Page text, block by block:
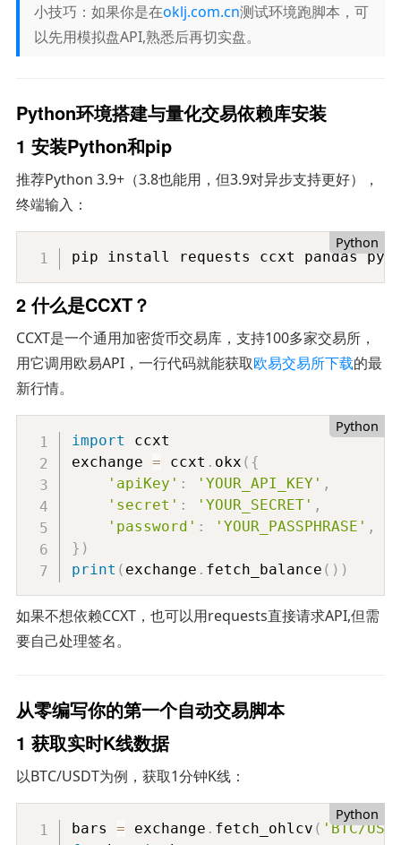
小技巧：如果你是在oklj.com.cn测试环境跑脚本，可
以先用模拟盘API,熟悉后再切实盘。
Python环境搭建与量化交易依赖库安装
1 安装Python和pip
推荐Python 3.9+（3.8也能用，但3.9对异步支持更好），
终端输入：
Python
pip install requests ccxt pandas
2 什么是CCXT？
CCXT是一个通用加密货币交易库，支持100多家交易所，
用它调用欧易API，一行代码就能获取欧易交易所下载的最
新行情。
Python
import ccxt
exchange = ccxt . okx ( {
'apiKey' : 'YOUR_API_KEY' ,
'secret' : 'YOUR_SECRET' ,
'password' : 'YOUR_PASSPHRASE' ,
} )
print ( exchange . fetch_balance ( ) )
如果不想依赖CCXT，也可以用requests直接请求API,但需
要自己处理签名。
从零编写你的第一个自动交易脚本
1 获取实时K线数据
以BTC/USDT为例，获取1分钟K线：
Python
bars = exchange . fetch_ohlcv ( 'BTC/